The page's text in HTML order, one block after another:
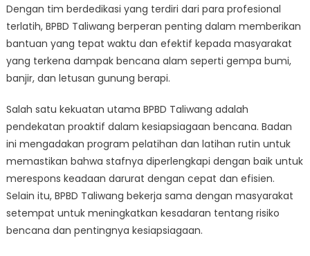
Dengan tim berdedikasi yang terdiri dari para profesional
terlatih, BPBD Taliwang berperan penting dalam memberikan
bantuan yang tepat waktu dan efektif kepada masyarakat
yang terkena dampak bencana alam seperti gempa bumi,
banjir, dan letusan gunung berapi.
Salah satu kekuatan utama BPBD Taliwang adalah
pendekatan proaktif dalam kesiapsiagaan bencana. Badan
ini mengadakan program pelatihan dan latihan rutin untuk
memastikan bahwa stafnya diperlengkapi dengan baik untuk
merespons keadaan darurat dengan cepat dan efisien.
Selain itu, BPBD Taliwang bekerja sama dengan masyarakat
setempat untuk meningkatkan kesadaran tentang risiko
bencana dan pentingnya kesiapsiagaan.